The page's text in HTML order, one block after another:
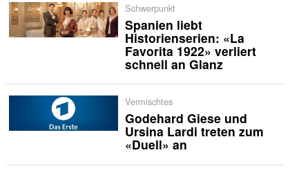
Schwerpunkt
Spanien liebt
Historienserien: «La
Favorita 1922» verliert
schnell an Glanz
Vermischtes
Godehard Giese und
Ursina Lardi treten zum
«Duell» an